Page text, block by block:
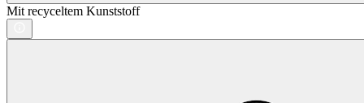
Mit recyceltem Kunststoff